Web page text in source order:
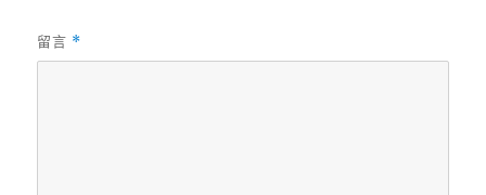
留言 *